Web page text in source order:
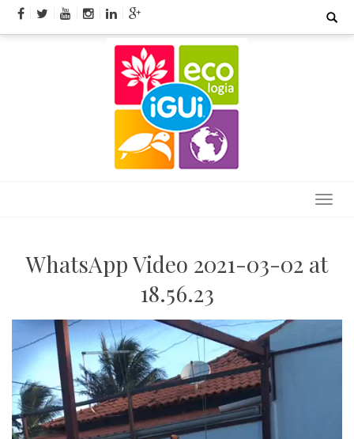
Skip
Search
WhatsApp Video 2021-03-02 at
18.56.23
Tocador
de
vídeo